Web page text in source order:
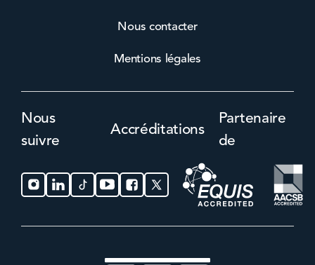
Nous contacter
Mentions légales
Nous
suivre
Accréditations
Partenaire
de